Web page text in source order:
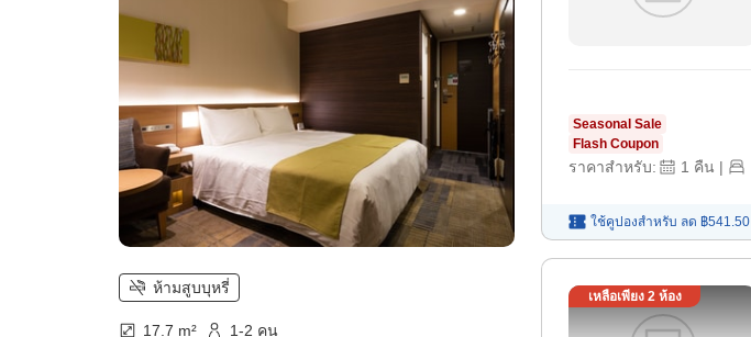
ห้ามสูบบุหรี่
17.7 m² 1-2 คน
Seasonal Sale
Flash Coupon
ราคาสำหรับ: 1 คืน |
ใช้คูปองสำหรับ ลด ฿541.50
เหลือเพียง 2 ห้อง